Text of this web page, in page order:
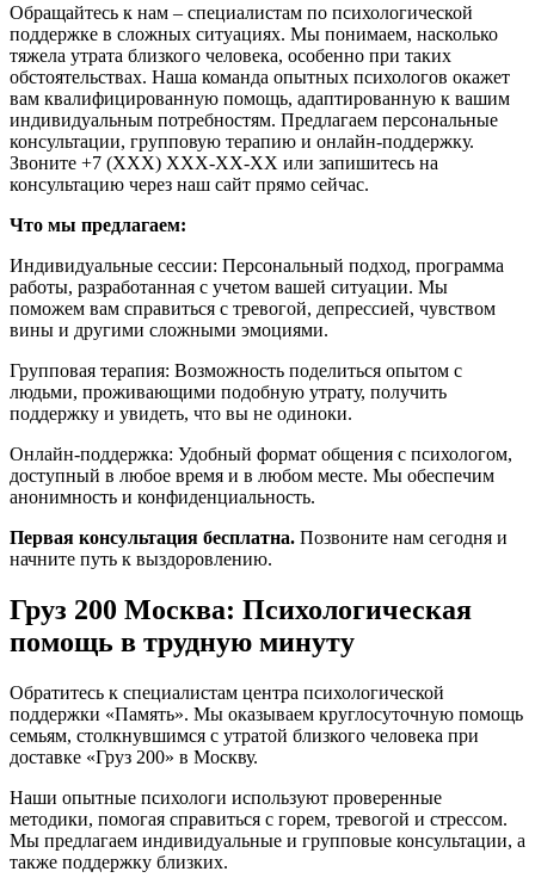
Обращайтесь к нам – специалистам по психологической
поддержке в сложных ситуациях. Мы понимаем, насколько
тяжела утрата близкого человека, особенно при таких
обстоятельствах. Наша команда опытных психологов окажет
вам квалифицированную помощь, адаптированную к вашим
индивидуальным потребностям. Предлагаем персональные
консультации, групповую терапию и онлайн-поддержку.
Звоните +7 (XXX) XXX-XX-XX или запишитесь на
консультацию через наш сайт прямо сейчас.
Что мы предлагаем:
Индивидуальные сессии: Персональный подход, программа
работы, разработанная с учетом вашей ситуации. Мы
поможем вам справиться с тревогой, депрессией, чувством
вины и другими сложными эмоциями.
Групповая терапия: Возможность поделиться опытом с
людьми, проживающими подобную утрату, получить
поддержку и увидеть, что вы не одиноки.
Онлайн-поддержка: Удобный формат общения с психологом,
доступный в любое время и в любом месте. Мы обеспечим
анонимность и конфиденциальность.
Первая консультация бесплатна. Позвоните нам сегодня и
начните путь к выздоровлению.
Груз 200 Москва: Психологическая
помощь в трудную минуту
Обратитесь к специалистам центра психологической
поддержки «Память». Мы оказываем круглосуточную помощь
семьям, столкнувшимся с утратой близкого человека при
доставке «Груз 200» в Москву.
Наши опытные психологи используют проверенные
методики, помогая справиться с горем, тревогой и стрессом.
Мы предлагаем индивидуальные и групповые консультации, а
также поддержку близких.